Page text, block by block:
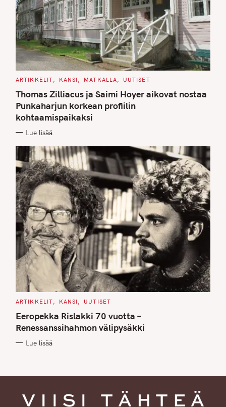
C
T
E
G
O
R
I
S
ARTIKKELIT KANSI MATKALLA UUTISET
Thomas Zilliacus ja Saimi Hoyer aikovat nostaa
Punkaharjun korkean profiilin
kohtaamispaikaksi
Lue lisää
C
T
E
G
O
I
ARTIKKELIT KANSI UUTISET
Eeropekka Rislakki 70 vuotta –
Renessanssihahmon välipysäkki
Lue lisää